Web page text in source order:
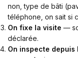
non, type de bâti
téléphone, on sait si
On fixe la visite —
déclarée.
On inspecte